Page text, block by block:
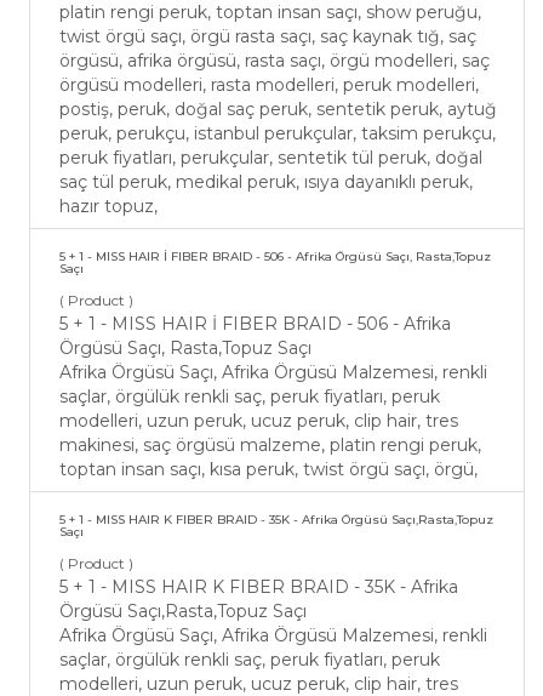
platin rengi peruk, toptan insan saçı, show peruğu,
twist örgü saçı, örgü rasta saçı, saç kaynak tığ, saç
örgüsü, afrika örgüsü, rasta saçı, örgü modelleri, saç
örgüsü modelleri, rasta modelleri, peruk modelleri,
postiş, peruk, doğal saç peruk, sentetik peruk, aytuğ
peruk, perukçu, istanbul perukçular, taksim perukçu,
peruk fiyatları, perukçular, sentetik tül peruk, doğal
saç tül peruk, medikal peruk, ısıya dayanıklı peruk,
hazır topuz,
5 + 1 - MISS HAIR İ FIBER BRAID - 506 - Afrika Örgüsü Saçı, Rasta,Topuz
Saçı
( Product )
5 + 1 - MISS HAIR İ FIBER BRAID - 506 - Afrika
Örgüsü Saçı, Rasta,Topuz Saçı
Afrika Örgüsü Saçı, Afrika Örgüsü Malzemesi, renkli
saçlar, örgülük renkli saç, peruk fiyatları, peruk
modelleri, uzun peruk, ucuz peruk, clip hair, tres
makinesi, saç örgüsü malzeme, platin rengi peruk,
toptan insan saçı, kısa peruk, twist örgü saçı, örgü,
5 + 1 - MISS HAIR K FIBER BRAID - 35K - Afrika Örgüsü Saçı,Rasta,Topuz
Saçı
( Product )
5 + 1 - MISS HAIR K FIBER BRAID - 35K - Afrika
Örgüsü Saçı,Rasta,Topuz Saçı
Afrika Örgüsü Saçı, Afrika Örgüsü Malzemesi, renkli
saçlar, örgülük renkli saç, peruk fiyatları, peruk
modelleri, uzun peruk, ucuz peruk, clip hair, tres